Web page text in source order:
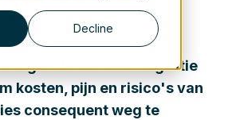
Decline
AM
bouwt een migratie
kosten, pijn en risico's van
consequent weg te